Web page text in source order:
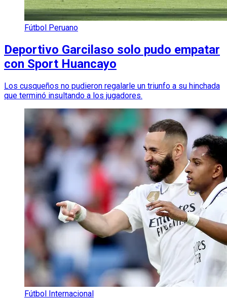
Fútbol Peruano
Deportivo Garcilaso solo pudo empatar
con Sport Huancayo
Los cusqueños no pudieron regalarle un triunfo a su hinchada
que terminó insultando a los jugadores.
Fútbol Internacional